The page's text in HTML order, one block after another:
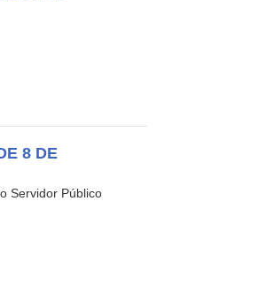
8 DE
Servidor Público